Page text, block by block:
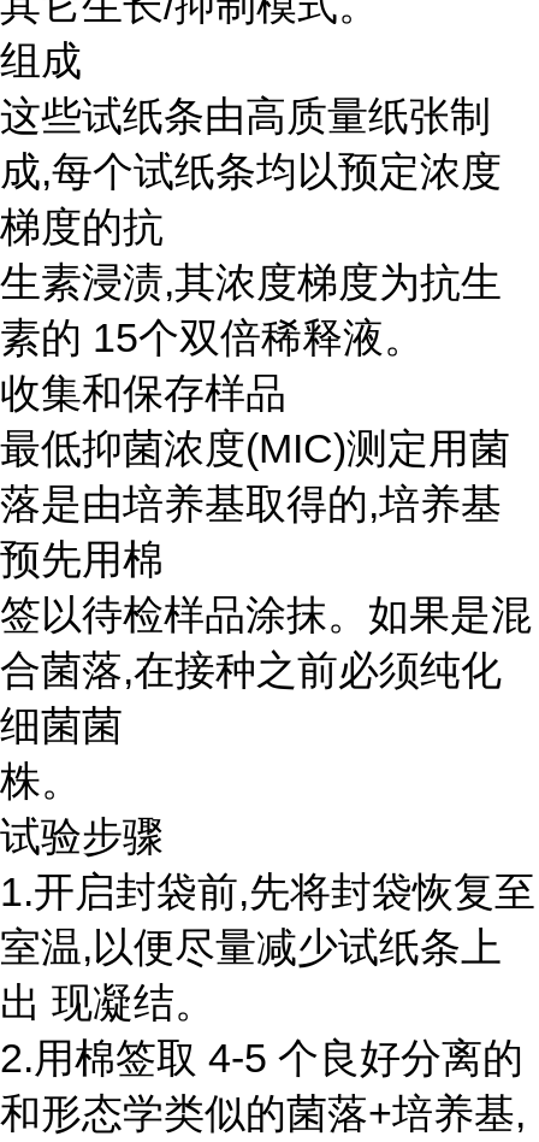
组成
这些试纸条由高质量纸张制
成,每个试纸条均以预定浓度
梯度的抗
生素浸渍,其浓度梯度为抗生
素的 15个双倍稀释液。
收集和保存样品
最低抑菌浓度(MIC)测定用菌
落是由培养基取得的,培养基
预先用棉
签以待检样品涂抹。如果是混
合菌落,在接种之前必须纯化
细菌菌
株。
试验步骤
1.开启封袋前,先将封袋恢复至
室温,以便尽量减少试纸条上
出 现凝结。
2.用棉签取 4-5 个良好分离的
和形态学类似的菌落+培养基,